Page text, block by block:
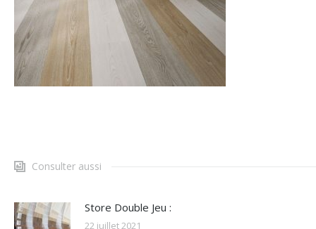
Consulter aussi
Store Double Jeu :
22 juillet 2021